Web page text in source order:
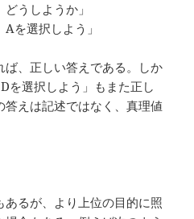
うしようか」
Aを選択しよう」
ば、正しい答えである。しか
を選択しよう」もまた正し
えは記述ではなく、真理値
るが、より上位の目的に照